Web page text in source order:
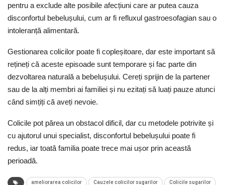
pentru a exclude alte posibile afecțiuni care ar putea cauza
disconfortul bebelușului, cum ar fi refluxul gastroesofagian sau o
intoleranță alimentară.
Gestionarea colicilor poate fi copleșitoare, dar este important să
rețineți că aceste episoade sunt temporare și fac parte din
dezvoltarea naturală a bebelușului. Cereți sprijin de la partener
sau de la alți membri ai familiei și nu ezitați să luați pauze atunci
când simțiți că aveți nevoie.
Colicile pot părea un obstacol dificil, dar cu metodele potrivite și
cu ajutorul unui specialist, disconfortul bebelușului poate fi
redus, iar toată familia poate trece mai ușor prin această
perioadă.
ameliorarea colicilor Cauzele colicilor sugarilor Colicile sugarilor